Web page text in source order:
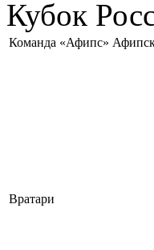
Кубок
Команда «Афипс»
Вратари